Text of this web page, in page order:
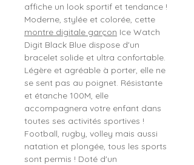
affiche un look sportif et tendance !
Moderne, stylée et colorée, cette
montre digitale garçon Ice Watch
Digit Black Blue dispose d'un
bracelet solide et ultra confortable.
Légère et agréable à porter, elle ne
se sent pas au poignet. Résistante
et étanche 100M, elle
accompagnera votre enfant dans
toutes ses activités sportives !
Football, rugby, volley mais aussi
natation et plongée, tous les sports
sont permis ! Doté d'un